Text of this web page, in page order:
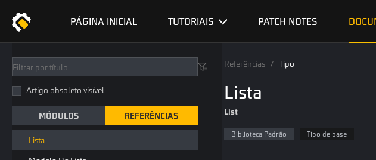
PÁGINA INICIAL TUTORIAIS PATCH NOTES
Artigo obsoleto visível
MÓDULOS REFERÊNCIAS
ID Do Item
ID De Skin De Arma
ID De Roupa
ID De Modelo Humano
Lista
Referências / Tipo
Lista
List
Biblioteca Padrão Tipo de base